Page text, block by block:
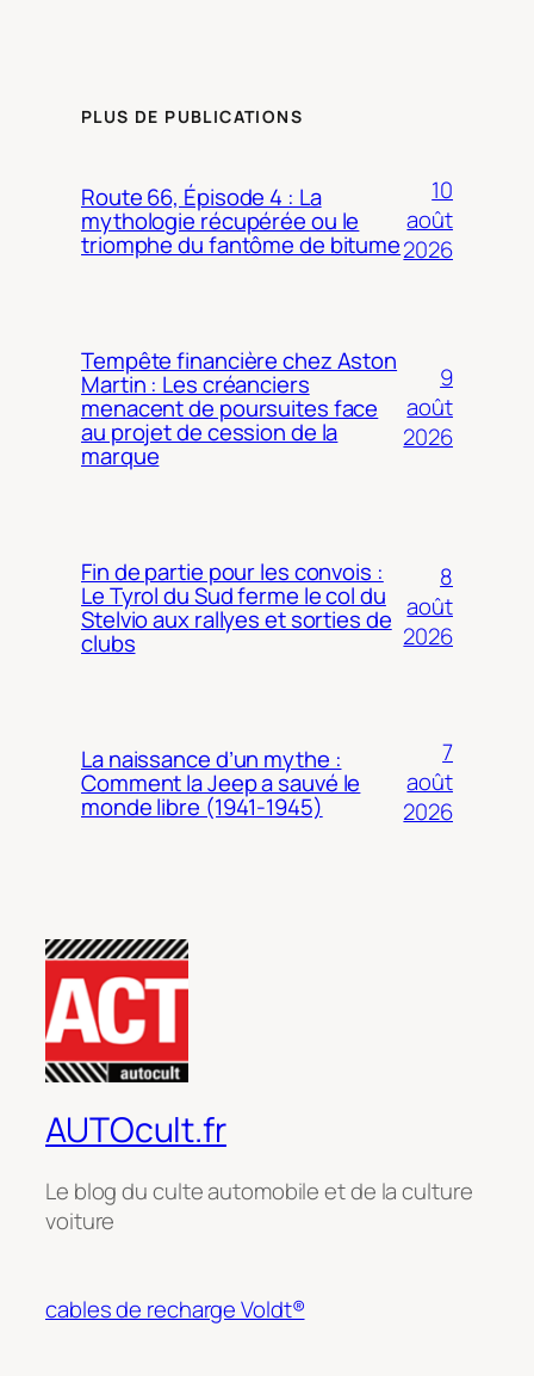
PLUS DE PUBLICATIONS
Route 66, Épisode 4 : La
mythologie récupérée ou le
triomphe du fantôme de bitume
10
août
2026
Tempête financière chez Aston
Martin : Les créanciers
menacent de poursuites face
au projet de cession de la
marque
9
août
2026
Fin de partie pour les convois :
Le Tyrol du Sud ferme le col du
Stelvio aux rallyes et sorties de
clubs
8
août
2026
La naissance d’un mythe :
Comment la Jeep a sauvé le
monde libre (1941-1945)
7
août
2026
AUTOcult.fr
Le blog du culte automobile et de la culture
voiture
cables de recharge Voldt®